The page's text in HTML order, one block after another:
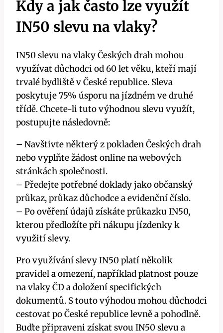
Kdy a jak často lze využít
IN50 slevu na vlaky?
IN50 slevu na vlaky Českých drah mohou
využívat důchodci od 60 let věku, kteří mají
trvalé bydliště v České republice. Sleva
poskytuje 75% úsporu na jízdném ve druhé
třídě. Chcete-li tuto výhodnou slevu využít,
postupujte následovně:
– Navštivte některý z pokladen Českých drah
nebo vyplňte žádost online na webových
stránkách společnosti.
– Předejte potřebné doklady jako občanský
průkaz, průkaz důchodce a evidenční číslo.
– Po ověření údajů získáte průkazku IN50,
kterou předložíte při nákupu jízdenky k
využití slevy.
Pro využívání slevy IN50 platí několik
pravidel a omezení, například platnost pouze
na vlaky ČD a doložení specifických
dokumentů. S touto výhodou mohou důchodci
cestovat po České republice levně a pohodlně.
Buďte připraveni získat svou IN50 slevu a